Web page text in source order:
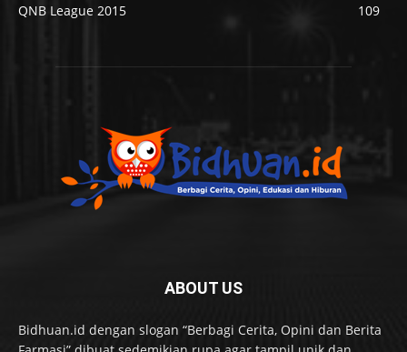
QNB League 2015
109
ABOUT US
Bidhuan.id dengan slogan “Berbagi Cerita, Opini dan Berita